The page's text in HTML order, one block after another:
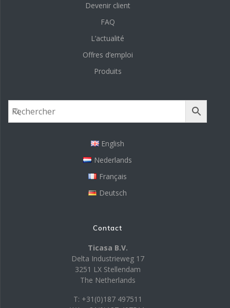
Devenir client
FAQ
L’actualité
Offres d’emploi
Produits
English
Nederlands
Français
Deutsch
Contact
Ticasa B.V.
Delta Industrieweg 17
3251 LX Stellendam
The Netherlands
T: +31(0)187 497511